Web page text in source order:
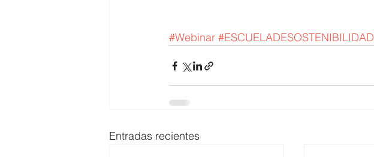
#Webinar #ESCUELADESOSTENIBILIDAD
Entradas recientes